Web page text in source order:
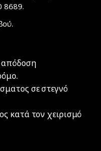
8689.
απόδοση
σε στεγνό
κατά τον χειρισμό